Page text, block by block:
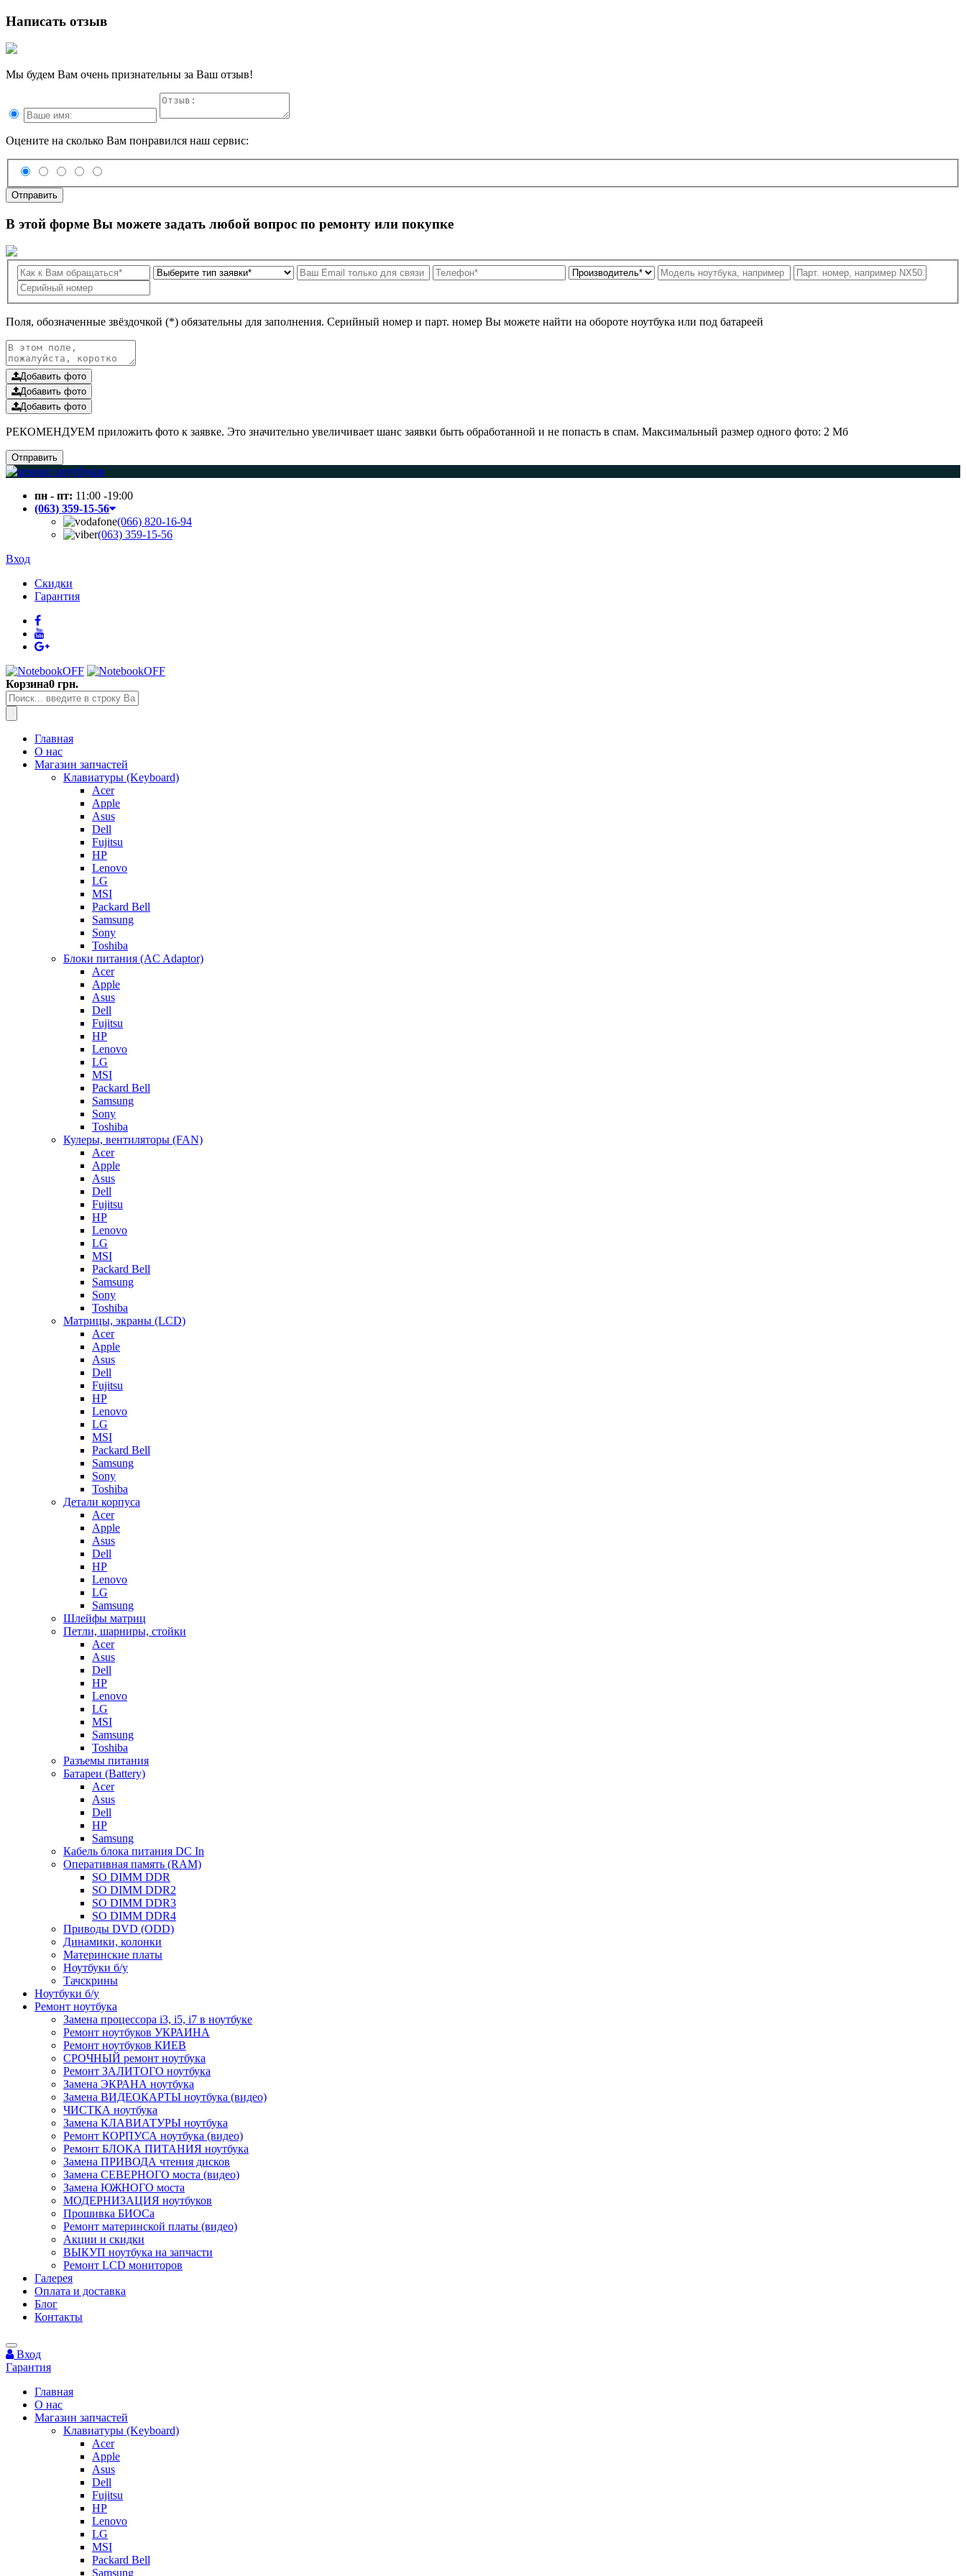
Написать отзыв
Мы будем Вам очень признательны за Ваш отзыв!
Оцените на сколько Вам понравился наш сервис:
Отправить
В этой форме Вы можете задать любой вопрос по ремонту или покупке
Поля, обозначенные звёздочкой (*) обязательны для заполнения. Серийный номер и парт. номер Вы можете найти на обороте ноутбука или под батареей
Добавить фото
Добавить фото
Добавить фото
РЕКОМЕНДУЕМ приложить фото к заявке. Это значительно увеличивает шанс заявки быть обработанной и не попасть в спам. Максимальный размер одного фото: 2 Мб
Отправить
пн - пт: 11:00 -19:00
(063) 359-15-56
(066) 820-16-94
(063) 359-15-56
Вход
Скидки
Гарантия
Корзина0 грн.
Главная
О нас
Магазин запчастей
Клавиатуры (Keyboard)
Acer
Apple
Asus
Dell
Fujitsu
HP
Lenovo
LG
MSI
Packard Bell
Samsung
Sony
Toshiba
Блоки питания (AC Adaptor)
Acer
Apple
Asus
Dell
Fujitsu
HP
Lenovo
LG
MSI
Packard Bell
Samsung
Sony
Toshiba
Кулеры, вентиляторы (FAN)
Acer
Apple
Asus
Dell
Fujitsu
HP
Lenovo
LG
MSI
Packard Bell
Samsung
Sony
Toshiba
Матрицы, экраны (LCD)
Acer
Apple
Asus
Dell
Fujitsu
HP
Lenovo
LG
MSI
Packard Bell
Samsung
Sony
Toshiba
Детали корпуса
Acer
Apple
Asus
Dell
HP
Lenovo
LG
Samsung
Шлейфы матриц
Петли, шарниры, стойки
Acer
Asus
Dell
HP
Lenovo
LG
MSI
Samsung
Toshiba
Разъемы питания
Батареи (Battery)
Acer
Asus
Dell
HP
Samsung
Кабель блока питания DC In
Оперативная память (RAM)
SO DIMM DDR
SO DIMM DDR2
SO DIMM DDR3
SO DIMM DDR4
Приводы DVD (ODD)
Динамики, колонки
Материнские платы
Ноутбуки б/у
Тачскрины
Ноутбуки б/у
Ремонт ноутбука
Замена процессора i3, i5, i7 в ноутбуке
Ремонт ноутбуков УКРАИНА
Ремонт ноутбуков КИЕВ
СРОЧНЫЙ ремонт ноутбука
Ремонт ЗАЛИТОГО ноутбука
Замена ЭКРАНА ноутбука
Замена ВИДЕОКАРТЫ ноутбука (видео)
ЧИСТКА ноутбука
Замена КЛАВИАТУРЫ ноутбука
Ремонт КОРПУСА ноутбука (видео)
Ремонт БЛОКА ПИТАНИЯ ноутбука
Замена ПРИВОДА чтения дисков
Замена СЕВЕРНОГО моста (видео)
Замена ЮЖНОГО моста
МОДЕРНИЗАЦИЯ ноутбуков
Прошивка БИОСа
Ремонт материнской платы (видео)
Акции и скидки
ВЫКУП ноутбука на запчасти
Ремонт LCD мониторов
Галерея
Оплата и доставка
Блог
Контакты
Вход
Гарантия
Главная
О нас
Магазин запчастей
Клавиатуры (Keyboard)
Acer
Apple
Asus
Dell
Fujitsu
HP
Lenovo
LG
MSI
Packard Bell
Samsung